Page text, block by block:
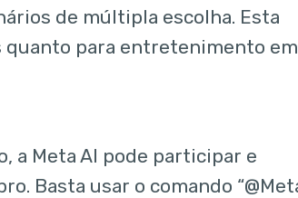
de múltipla escolha. Esta
para entretenimento em
a Meta AI pode participar e
Basta usar o comando